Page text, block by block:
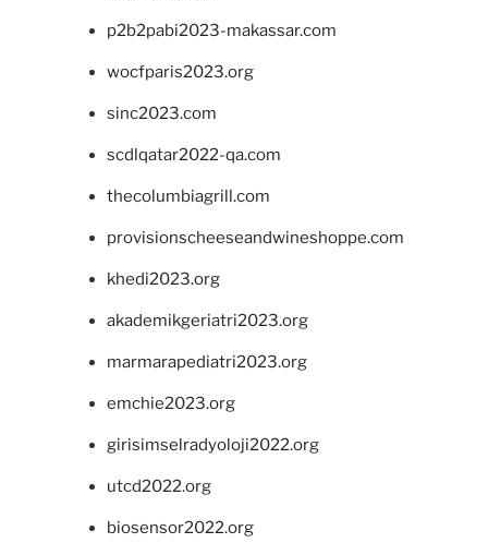
p2b2pabi2023-makassar.com
wocfparis2023.org
sinc2023.com
scdlqatar2022-qa.com
thecolumbiagrill.com
provisionscheeseandwineshoppe.com
khedi2023.org
akademikgeriatri2023.org
marmarapediatri2023.org
emchie2023.org
girisimselradyoloji2022.org
utcd2022.org
biosensor2022.org